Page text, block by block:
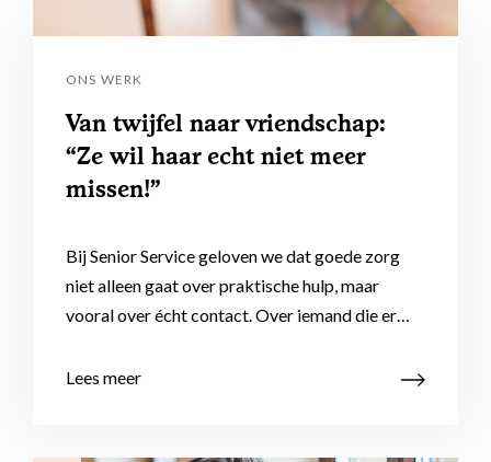
ONS WERK
Van twijfel naar vriendschap:
“Ze wil haar echt niet meer
missen!”
Bij Senior Service geloven we dat goede zorg
niet alleen gaat over praktische hulp, maar
vooral over écht contact. Over iemand die er…
Lees meer